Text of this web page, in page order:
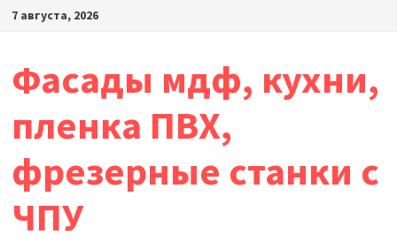
Перейти
7 августа, 2026
Фасады мдф, кухни,
пленка ПВХ,
фрезерные станки с
ЧПУ